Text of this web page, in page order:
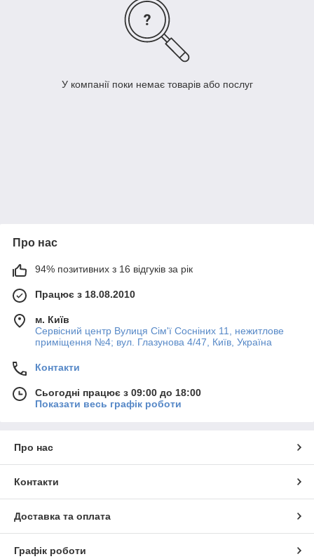
У компанії поки немає товарів або послуг
Про нас
94% позитивних з 16 відгуків за рік
Працює з 18.08.2010
м. Київ
Сервісний центр Вулиця Сім'ї Сосніних 11, нежитлове
приміщення №4; вул. Глазунова 4/47, Київ, Україна
Контакти
Сьогодні працює з 09:00 до 18:00
Показати весь графік роботи
Про нас
Контакти
Доставка та оплата
Графік роботи